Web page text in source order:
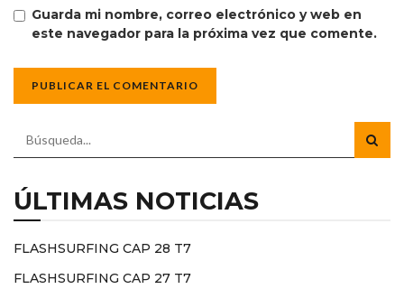
Guarda mi nombre, correo electrónico y web en
este navegador para la próxima vez que comente.
ÚLTIMAS NOTICIAS
FLASHSURFING CAP 28 T7
FLASHSURFING CAP 27 T7